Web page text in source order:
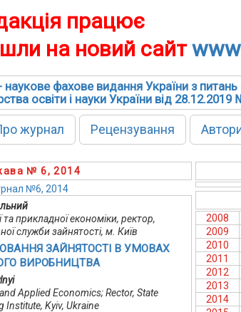
працює
на новий сайт
фахове видання України з питань
освіти і науки України від
журнал Рецензування
№ 6, 2014
прикладної економіки, ректор,
служби зайнятості, м. Київ
ЗАЙНЯТОСТІ В УМОВАХ
ВИРОБНИЦТВА
Applied Economics; Rector, State
Institute, Kyiv, Ukraine
2008
2009
2010
2011
2012
2013
2014